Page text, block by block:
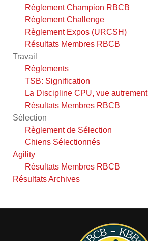
Règlement Champion RBCB
Règlement Challenge
Règlement Expos (URCSH)
Résultats Membres RBCB
Travail
Règlements
TSB: Signification
La Discipline CPU, vue autrement
Résultats Membres RBCB
Sélection
Règlement de Sélection
Chiens Sélectionnés
Agility
Résultats Membres RBCB
Résultats Archives